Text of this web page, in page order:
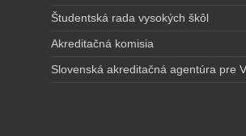
Študentská rada vysokých škôl
Akreditačná komisia
Slovenská akreditačná agentúra pre